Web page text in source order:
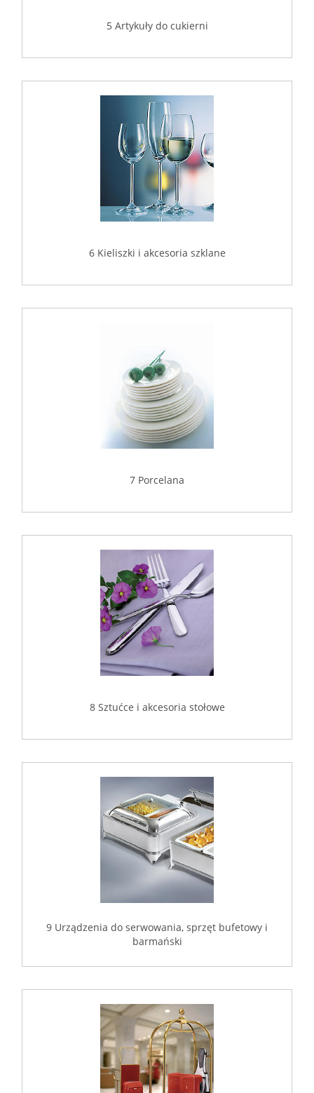
5 Artykuły do cukierni
6 Kieliszki i akcesoria szklane
7 Porcelana
8 Sztućce i akcesoria stołowe
9 Urządzenia do serwowania, sprzęt bufetowy i
barmański